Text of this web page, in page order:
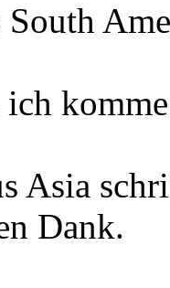
ich
Asia
Dank.